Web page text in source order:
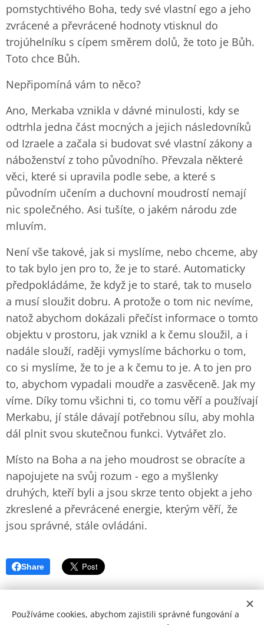
pomstychtivého Boha, tedy své vlastní ego a jeho
zvrácené a převrácené hodnoty vtisknul do
trojúhelníku s cípem směrem dolů, že toto je Bůh.
Toto chce Bůh.
Nepřipomíná vám to něco?
Ano, Merkaba vznikla v dávné minulosti, kdy se
odtrhla jedna část mocných a jejich následovníků
od Izraele a začala si budovat své vlastní zákony a
náboženství z toho původního. Převzala některé
věci, které si upravila podle sebe, a které s
původním učením a duchovní moudrostí nemají
nic společného. Asi tušíte, o jakém národu zde
mluvím.
Není vše takové, jak si myslíme, nebo chceme, aby
to tak bylo jen pro to, že je to staré. Automaticky
předpokládáme, že když je to staré, tak to muselo
a musí sloužit dobru. A protože o tom nic nevíme,
natož abychom dokázali přečíst informace o tomto
objektu v prostoru, jak vznikl a k čemu sloužil, a i
nadále slouží, raději vymyslíme báchorku o tom,
co si myslíme, že to je a k čemu to je. A to jen pro
to, abychom vypadali moudře a zasvěceně. Jak my
víme. Díky tomu všichni ti, co tomu věří a používají
Merkabu, jí stále dávají potřebnou sílu, aby mohla
dál plnit svou skutečnou funkci. Vytvářet zlo.
Místo na Boha a na jeho moudrost se obracíte a
napojujete na svůj rozum - ego a myšlenky
druhých, kteří byli a jsou skrze tento objekt a jeho
zkreslené a převrácené energie, kterým věří, že
jsou správné, stále ovládáni.
Share
Používáme cookies, abychom zajistili správné fungování a